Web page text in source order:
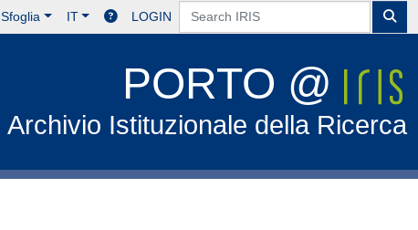
Sfoglia IT LOGIN
PORTO @
Archivio Istituzionale della Ricerca